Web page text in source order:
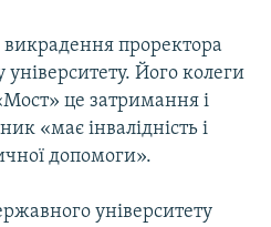
проректора
університету. Його колеги
це затримання і
«має інвалідність і
допомоги».
університету